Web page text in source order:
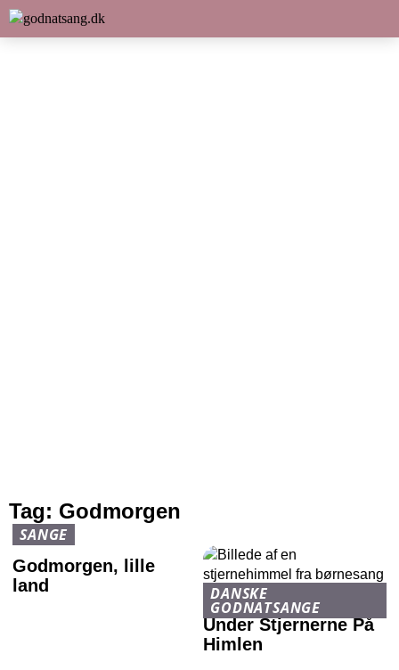
Tag: Godmorgen
SANGE
Godmorgen, lille
land
DANSKE
GODNATSANGE
Under Stjernerne På
Himlen